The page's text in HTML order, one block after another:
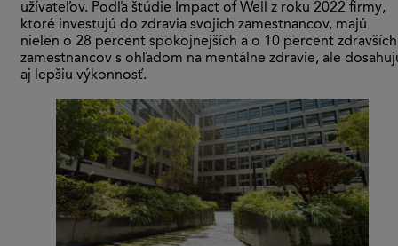
užívateľov. Podľa štúdie Impact of Well z roku 2022 firmy,
ktoré investujú do zdravia svojich zamestnancov, majú
nielen o 28 percent spokojnejších a o 10 percent zdravších
zamestnancov s ohľadom na mentálne zdravie, ale
aj lepšiu výkonnosť.